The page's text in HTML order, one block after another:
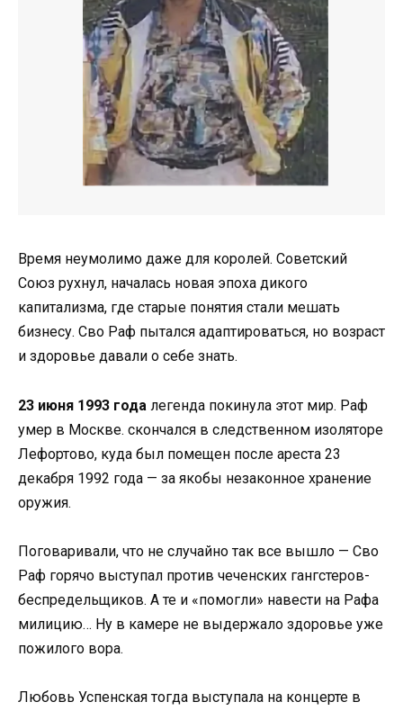
Время неумолимо даже для королей. Советский
Союз рухнул, началась новая эпоха дикого
капитализма, где старые понятия стали мешать
бизнесу. Сво Раф пытался адаптироваться, но возраст
и здоровье давали о себе знать.
23 июня 1993 года легенда покинула этот мир. Раф
умер в Москве. скончался в следственном изоляторе
Лефортово, куда был помещен после ареста 23
декабря 1992 года — за якобы незаконное хранение
оружия.
Поговаривали, что не случайно так все вышло — Сво
Раф горячо выступал против чеченских гангстеров-
беспредельщиков. А те и «помогли» навести на Рафа
милицию… Ну в камере не выдержало здоровье уже
пожилого вора.
Любовь Успенская тогда выступала на концерте в